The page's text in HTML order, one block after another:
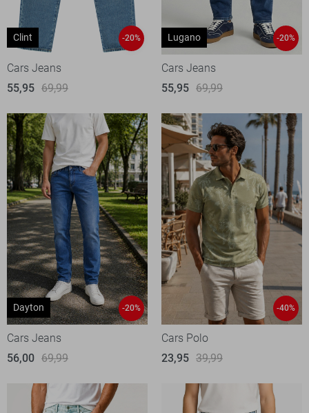
Clint -20%
Cars Jeans
55,95 69,99
Lugano -20%
Cars Jeans
55,95 69,99
Dayton -20%
Cars Jeans
56,00 69,99
-40%
Cars Polo
23,95 39,99